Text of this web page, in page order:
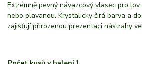
Extrémně pevný návazcový vlasec pro
nebo plavanou. Krystalicky čirá barva a
zajišťují přirozenou prezentaci nástrahy